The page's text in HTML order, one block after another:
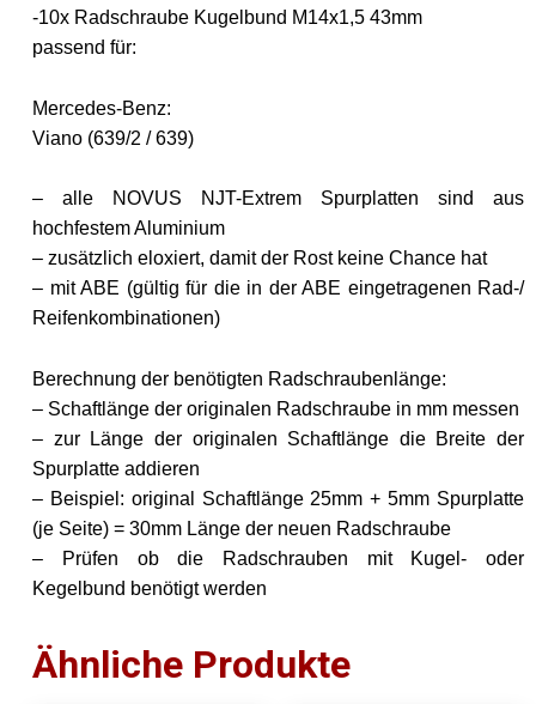
-10x Radschraube Kugelbund M14x1,5 43mm
passend für:
Mercedes-Benz:
Viano (639/2 / 639)
– alle NOVUS NJT-Extrem Spurplatten sind aus
hochfestem Aluminium
– zusätzlich eloxiert, damit der Rost keine Chance hat
– mit ABE (gültig für die in der ABE eingetragenen Rad-/
Reifenkombinationen)
Berechnung der benötigten Radschraubenlänge:
– Schaftlänge der originalen Radschraube in mm messen
– zur Länge der originalen Schaftlänge die Breite der
Spurplatte addieren
– Beispiel: original Schaftlänge 25mm + 5mm Spurplatte
(je Seite) = 30mm Länge der neuen Radschraube
– Prüfen ob die Radschrauben mit Kugel- oder
Kegelbund benötigt werden
Ähnliche Produkte